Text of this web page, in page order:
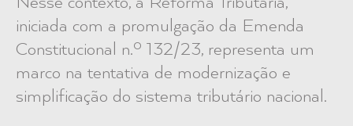
iniciada com a promulgação da Emenda
Constitucional n.º 132/23, representa um
marco na tentativa de modernização e
simplificação do sistema tributário nacional.